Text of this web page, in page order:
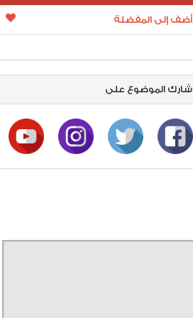
أضف إلى المفضلة
الموضوع على